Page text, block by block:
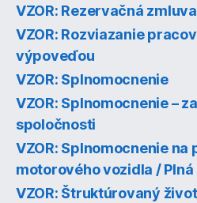
VZOR: Rezervačná
VZOR: Rozviazanie
výpoveďou
VZOR: Splnomocnenie
VZOR: Splnomocnenie –
spoločnosti
VZOR: Splnomocnenie na
motorového vozidla /
VZOR: Štruktúrovaný